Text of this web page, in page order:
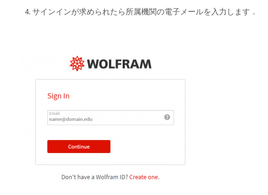
サインインが求められたら所属機関の電子メールを入力します．